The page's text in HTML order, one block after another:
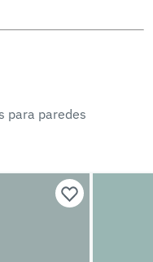
para paredes